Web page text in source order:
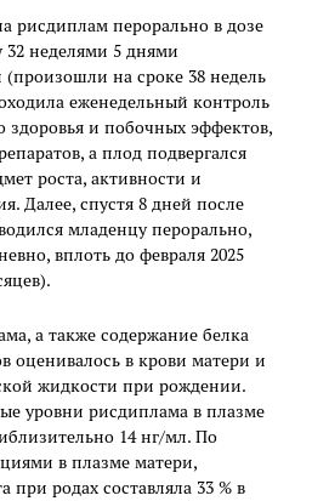
рисдиплам перорально в дозе
32 неделями 5 днями
на сроке 38 недель
еженедельный контроль
здоровья и побочных эффектов,
а плод подвергался
роста, активности и
Далее, спустя 8 дней после
младенцу перорально,
вплоть до февраля 2025
а также содержание белка
оценивалось в крови матери и
жидкости при рождении.
уровни рисдиплама в плазме
14 нг/мл. По
в плазме матери,
при родах составляла 33 % в